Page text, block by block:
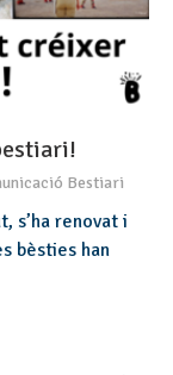
Bestiari
s’ha renovat i
bèsties han